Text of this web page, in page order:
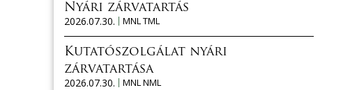
Nyári zárvatartás
2026.07.30.
MNL TML
Kutatószolgálat nyári
zárvatartása
2026.07.30.
MNL NML